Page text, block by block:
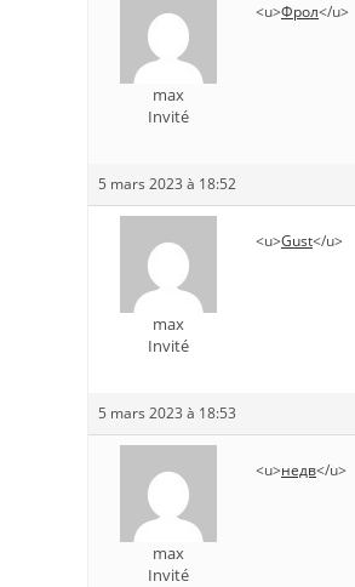
max
Invité
<u>Фрол</u>
5 mars 2023 à 18:52
max
Invité
<u>Gust</u>
5 mars 2023 à 18:53
max
Invité
<u>недв</u>